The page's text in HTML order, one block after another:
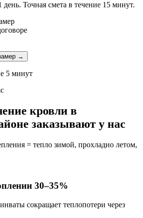
Точная смета в течение 15 минут.
→
5 минут
кровли в
заказывают у нас
= тепло зимой, прохладно летом,
30–35%
сокращает теплопотери через